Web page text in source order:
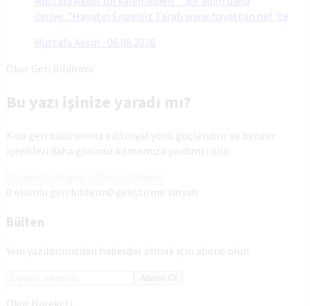
ileriye..."Hayatın Engelsiz Tarafı www.hayattan.net ‘te
Mustafa Aksüt · 06.08.2026
Okur Geri Bildirimi
Bu yazı işinize yaradı mı?
Kısa geri bildiriminiz editoryal yönü güçlendirir ve benzer
içerikleri daha görünür kılmamıza yardımcı olur.
0 olumlu geri bildirim0 geliştirme sinyali
Bülten
Yeni yazılarımızdan haberdar olmak için abone olun.
Abone Ol